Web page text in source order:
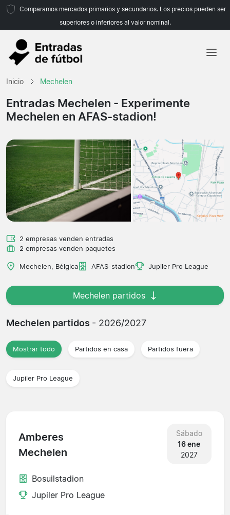
Comparamos mercados primarios y secundarios. Los precios pueden ser
superiores o inferiores al valor nominal.
Equipos
Ligas
Inicio Mechelen
Entradas Mechelen - Experimente
Mechelen en AFAS-stadion!
2 empresas venden entradas
2 empresas venden paquetes
Mechelen, Bélgica AFAS-stadion Jupiler Pro League
Mechelen partidos
Mechelen partidos - 2026/2027
Mostrar todo Partidos en casa Partidos fuera
Jupiler Pro League
Amberes
Mechelen
Sábado
16 ene
2027
Bosuilstadion
Jupiler Pro League